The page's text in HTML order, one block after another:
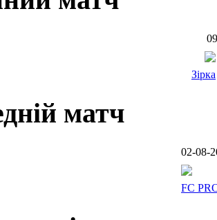
Зірка
матч
02-08-
FC